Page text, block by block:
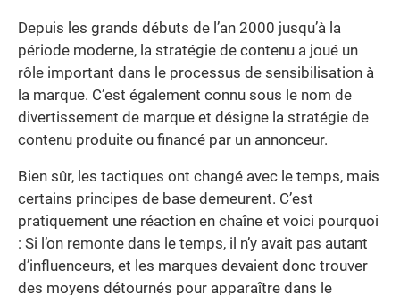
Depuis les grands débuts de l’an 2000 jusqu’à la
période moderne, la stratégie de contenu a joué un
rôle important dans le processus de sensibilisation à
la marque. C’est également connu sous le nom de
divertissement de marque et désigne la stratégie de
contenu produite ou financé par un annonceur.
Bien sûr, les tactiques ont changé avec le temps, mais
certains principes de base demeurent. C’est
pratiquement une réaction en chaîne et voici pourquoi
: Si l’on remonte dans le temps, il n’y avait pas autant
d’influenceurs, et les marques devaient donc trouver
des moyens détournés pour apparaître dans le